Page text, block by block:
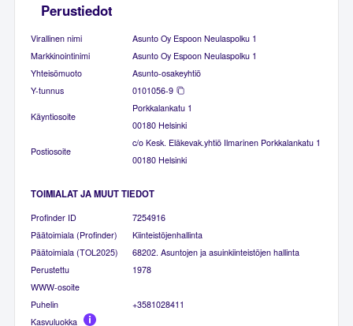
Perustiedot
Virallinen nimi
Asunto Oy Espoon Neulaspolku 1
Markkinointinimi
Asunto Oy Espoon Neulaspolku 1
Yhteisömuoto
Asunto-osakeyhtiö
Y-tunnus
0101056-9
Käyntiosoite
Porkkalankatu 1
00180 Helsinki
Postiosoite
c/o Kesk. Eläkevak.yhtiö Ilmarinen Porkkalankatu 1
00180 Helsinki
TOIMIALAT JA MUUT TIEDOT
Profinder ID
7254916
Päätoimiala (Profinder)
Kiinteistöjenhallinta
Päätoimiala (TOL2025)
68202. Asuntojen ja asuinkiinteistöjen hallinta
Perustettu
1978
WWW-osoite
Puhelin
+3581028411
Kasvuluokka